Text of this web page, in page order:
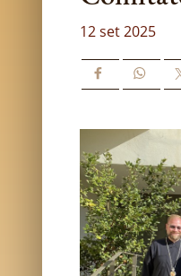
12 set 2025